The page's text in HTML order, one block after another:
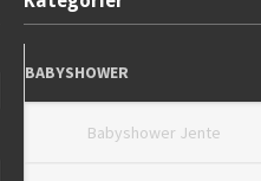
BABYSHOWER
Babyshower Jente